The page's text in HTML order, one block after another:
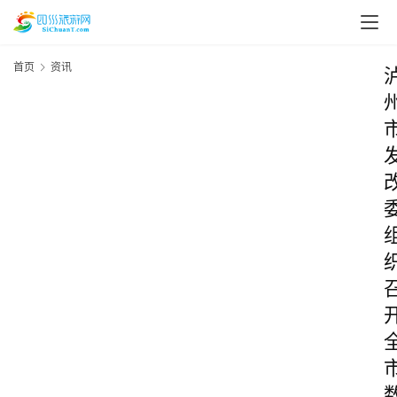
首页 资讯